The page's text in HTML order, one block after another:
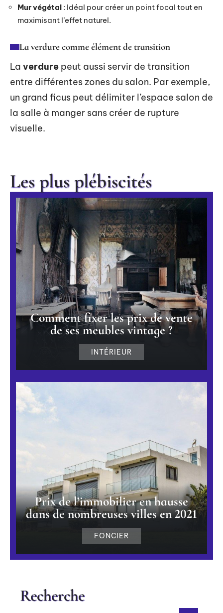
Mur végétal : Idéal pour créer un point focal tout en
maximisant l’effet naturel.
La verdure comme élément de transition
La verdure peut aussi servir de transition
entre différentes zones du salon. Par exemple,
un grand ficus peut délimiter l’espace salon de
la salle à manger sans créer de rupture
visuelle.
Les plus plébiscités
Comment fixer les prix de vente
de ses meubles vintage ?
INTÉRIEUR
Prix de l’immobilier en hausse
dans de nombreuses villes en 2021
FONCIER
Recherche